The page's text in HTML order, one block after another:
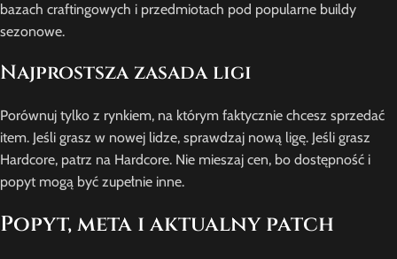
bazach craftingowych i przedmiotach pod popularne buildy
sezonowe.
Najprostsza zasada ligi
Porównuj tylko z rynkiem, na którym faktycznie chcesz sprzedać
item. Jeśli grasz w nowej lidze, sprawdzaj nową ligę. Jeśli grasz
Hardcore, patrz na Hardcore. Nie mieszaj cen, bo dostępność i
popyt mogą być zupełnie inne.
Popyt, meta i aktualny patch